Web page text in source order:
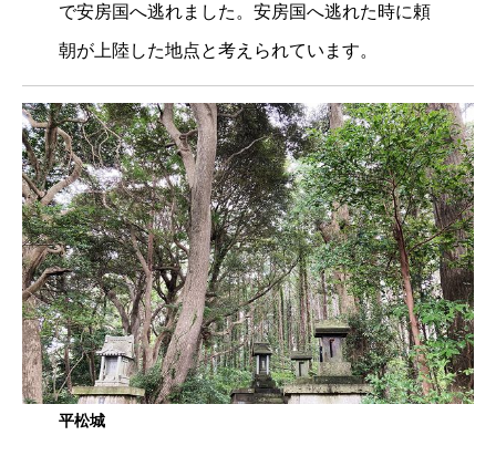
で安房国へ逃れました。安房国へ逃れた時に頼
朝が上陸した地点と考えられています。
平松城